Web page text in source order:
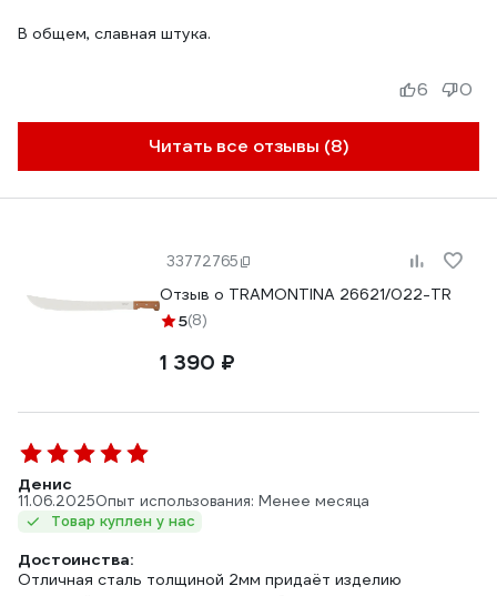
В общем, славная штука.
Читать все отзывы (8)
6 0
33772765
Отзыв о TRAMONTINA 26621/022-TR
5(8)
1 390 ₽
Денис
11.06.2025Опыт использования: Менее месяца
Товар куплен у нас
Достоинства:
Отличная сталь толщиной 2мм придаёт изделию